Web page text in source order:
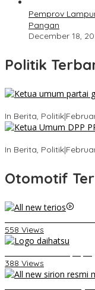
Pemprov
Pangan
December 18,
Politik
In Berita, Politik|
In Berita, Politik|
Otomotif
558 Views
388 Views